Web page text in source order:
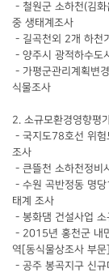
- 철원군 소하천(김
중 생태계조사
- 길곡천외 2개 하천
- 양주시 광적하수도
- 가평군관리계획변
식물조사
2. 소규모환경영향평
- 국지도78호선 위험
조사
- 큰뜰천 소하천정비
- 수원 곡반정동 명
태계 조사
- 봉화댐 건설사업
- 2015년 홍천군 내
역[동식물상조사 부문]
- 공주 봉곡지구 신